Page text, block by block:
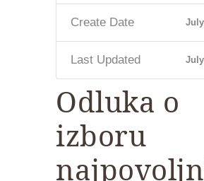
Create Date
Last Updated
Odluka o
izboru